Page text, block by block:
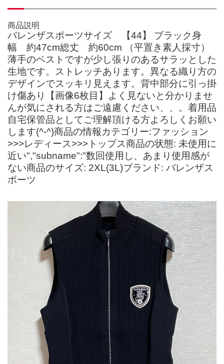
商品説明
バレンザスポーツサイズ 【44】 ブラック身
幅 約47cm総丈 約60cm （平置き素人採寸）
薄手のベストですが少し張りのあるサラッとした
生地です。ストレッチあります。異なる織り方の
デザインでスッキリ見えます。背中部分に引っ掛
け傷あり【画像6枚目】よく見ないと分かりませ
んが気にされる方はご遠慮ください、、。着用品
自宅保管品としてご理解頂ける方よろしくお願い
します(^-^)商品の情報カテゴリー:ファッション
>>>レディース>>>トップス商品の状態: 未使用に
近い","subname":"数回使用し、あまり使用感が
ない商品のサイズ: 2XL(3L)ブランド: バレンザス
ポーツ